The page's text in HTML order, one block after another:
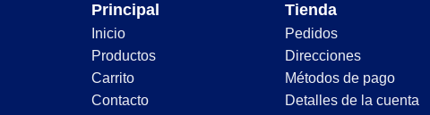
Principal
Inicio
Productos
Carrito
Contacto
Tienda
Pedidos
Direcciones
Métodos de pago
Detalles de la cuenta